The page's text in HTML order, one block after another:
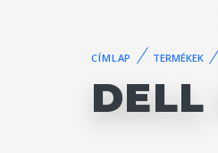
CÍMLAP TERMÉKEK